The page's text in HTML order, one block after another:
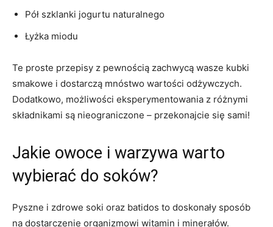
Pół ‍szklanki jogurtu naturalnego
Łyżka miodu
Te proste przepisy​ z pewnością zachwycą wasze kubki‌
smakowe ​i⁣ dostarczą mnóstwo wartości ⁢odżywczych.
Dodatkowo, możliwości eksperymentowania z różnymi
⁣składnikami są nieograniczone – przekonajcie‍ się sami!
Jakie owoce i warzywa warto
wybierać do soków?
Pyszne​ i zdrowe soki oraz batidos to⁣ doskonały sposób
na dostarczenie​ organizmowi witamin⁣ i ⁢minerałów.